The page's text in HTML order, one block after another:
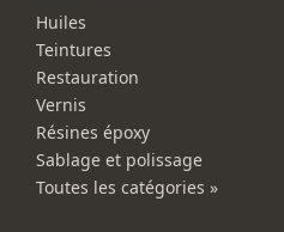
Huiles
Teintures
Restauration
Vernis
Résines époxy
Sablage et polissage
Toutes les catégories »